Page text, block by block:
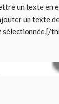
un texte en
un texte
sélectionnée,[/